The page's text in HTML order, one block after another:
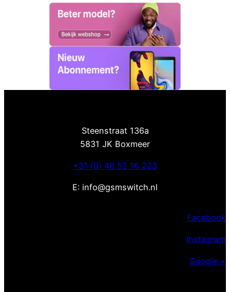
Steenstraat 136a
5831 JK Boxmeer
+31 (0) 48 52 16 223
E: info@gsmswitch.nl
Facebook
Instagram
Google +